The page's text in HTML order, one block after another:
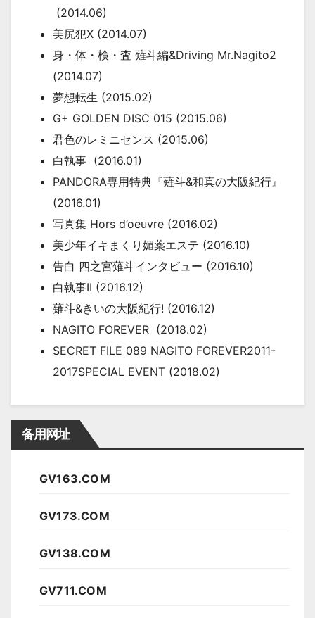
(2014.06)
美尻犯X (2014.07)
身・体・検・査 薙斗編&Driving Mr.Nagito2
(2014.07)
夢想転生 (2015.02)
G+ GOLDEN DISC 015 (2015.06)
君色のレミニセンス (2015.06)
白執事 (2016.01)
PANDORA専用特典『薙斗&和真の大阪紀行』
(2016.01)
写真集 Hors d’oeuvre (2016.02)
美少年イキまくり媚薬エステ (2016.10)
告白 四之宮薙斗インタビュー (2016.10)
白執事II (2016.12)
薙斗&きいの大阪紀行! (2016.12)
NAGITO FOREVER (2018.02)
SECRET FILE 089 NAGITO FOREVER2011-
2017SPECIAL EVENT (2018.02)
备用网址
GV163.COM
GV173.COM
GV138.COM
GV711.COM